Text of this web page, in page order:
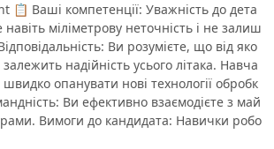
📋 Ваші компетенції: Уважність до дета
міліметрову неточність і не залиш
Ви розумієте, що від яко
надійність усього літака. Навча
швидко опанувати нові технології обробк
Ви ефективно взаємодієте з май
Вимоги до кандидата: Навички робо